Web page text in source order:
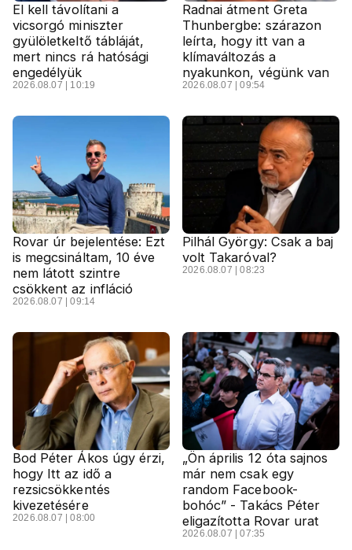
El kell távolítani a
vicsorgó miniszter
gyülöletkeltő tábláját,
mert nincs rá hatósági
engedélyük
2026.08.07 | 10:19
Radnai átment Greta
Thunbergbe: szárazon
leírta, hogy itt van a
klímaváltozás a
nyakunkon, végünk van
2026.08.07 | 09:54
Rovar úr bejelentése: Ezt
is megcsináltam, 10 éve
nem látott szintre
csökkent az infláció
2026.08.07 | 09:14
Pilhál György: Csak a baj
volt Takaróval?
2026.08.07 | 08:23
Bod Péter Ákos úgy érzi,
hogy Itt az idő a
rezsicsökkentés
kivezetésére
2026.08.07 | 08:00
„Ön április 12 óta sajnos
már nem csak egy
random Facebook-
bohóc” - Takács Péter
eligazította Rovar urat
2026.08.07 | 07:35